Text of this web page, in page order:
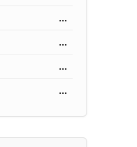
...
...
...
...